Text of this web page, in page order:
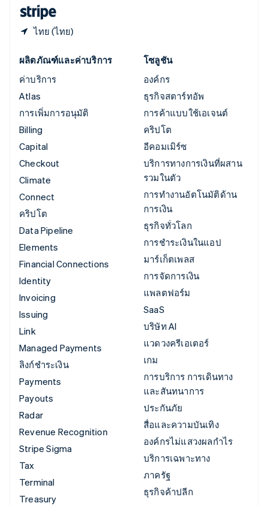
ไทย (ไทย)
ผลิตภัณฑ์และค่าบริการ
ค่าบริการ
Atlas
การเพิ่มการอนุมัติ
Billing
Capital
Checkout
Climate
Connect
คริปโต
Data Pipeline
Elements
Financial Connections
Identity
Invoicing
Issuing
Link
Managed Payments
ลิงก์ชำระเงิน
Payments
Payouts
Radar
Revenue Recognition
Stripe Sigma
Tax
Terminal
Treasury
โซลูชัน
องค์กร
ธุรกิจสตาร์ทอัพ
การค้าแบบใช้เอเจนต์
คริปโต
อีคอมเมิร์ซ
บริการทางการเงินที่ผสาน
รวมในตัว
การทำงานอัตโนมัติด้าน
การเงิน
ธุรกิจทั่วโลก
การชำระเงินในแอป
มาร์เก็ตเพลส
การจัดการเงิน
แพลตฟอร์ม
SaaS
บริษัท AI
แวดวงครีเอเตอร์
เกม
การบริการ การเดินทาง
และสันทนาการ
ประกันภัย
สื่อและความบันเทิง
องค์กรไม่แสวงผลกำไร
บริการเฉพาะทาง
ภาครัฐ
ธุรกิจค้าปลีก